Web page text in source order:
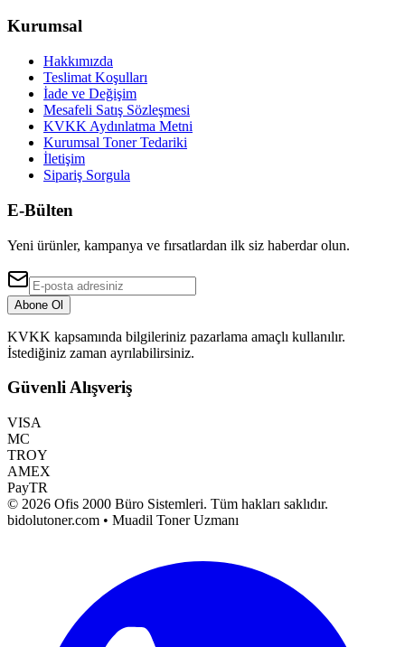
Kurumsal
Hakkımızda
Teslimat Koşulları
İade ve Değişim
Mesafeli Satış Sözleşmesi
KVKK Aydınlatma Metni
Kurumsal Toner Tedariki
İletişim
Sipariş Sorgula
E-Bülten
Yeni ürünler, kampanya ve fırsatlardan ilk siz haberdar olun.
Abone Ol
KVKK kapsamında bilgileriniz pazarlama amaçlı kullanılır.
İstediğiniz zaman ayrılabilirsiniz.
Güvenli Alışveriş
VISA
MC
TROY
AMEX
PayTR
© 2026 Ofis 2000 Büro Sistemleri. Tüm hakları saklıdır.
bidolutoner.com • Muadil Toner Uzmanı